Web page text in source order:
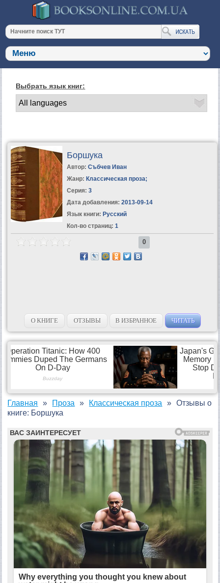
Выбрать язык книг:
Боршука
Автор: Събчев Иван
Жанр: Классическая проза;
Серия: 3
Дата добавления: 2013-09-14
Язык книги: Русский
Кол-во страниц: 1
0
О КНИГЕ ОТЗЫВЫ В ИЗБРАННОЕ ЧИТАТЬ
Главная Проза Классическая проза
Отзывы о
книге: Боршука